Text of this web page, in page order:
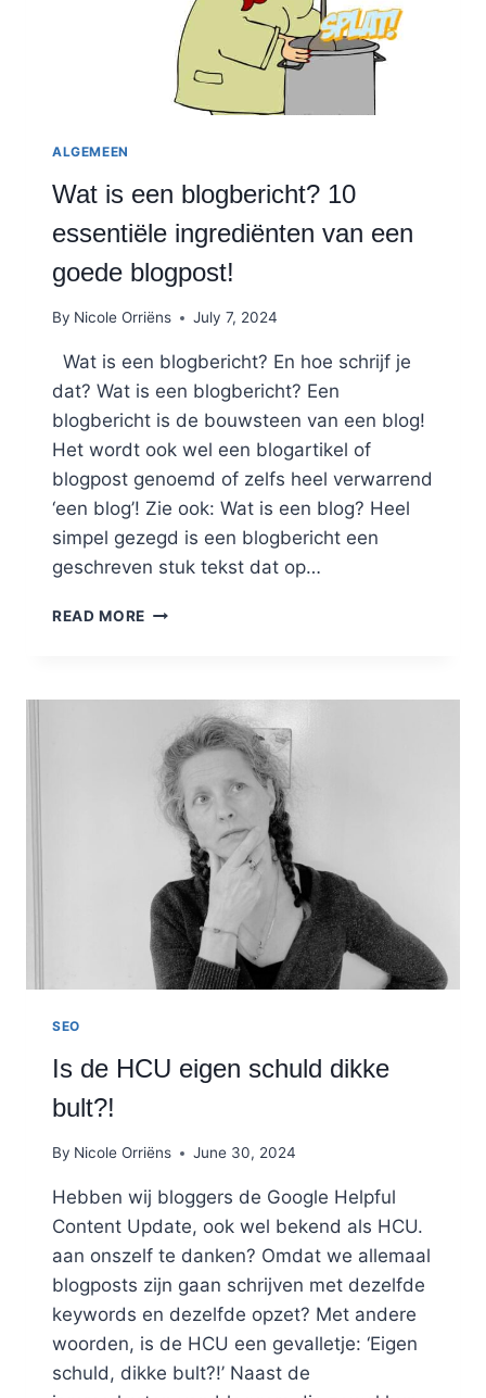
ZOMER
ALGEMEEN
Wat is een blogbericht? 10
essentiële ingrediënten van een
goede blogpost!
By Nicole Orriëns July 7, 2024
Wat is een blogbericht? En hoe schrijf je
dat? Wat is een blogbericht? Een
blogbericht is de bouwsteen van een blog!
Het wordt ook wel een blogartikel of
blogpost genoemd of zelfs heel verwarrend
‘een blog’! Zie ook: Wat is een blog? Heel
simpel gezegd is een blogbericht een
geschreven stuk tekst dat op…
READ MORE WAT
10
ESSENTIËLE
INGREDIËNTEN
VAN
EEN
GOEDE
BLOGPOST!
SEO
Is de HCU eigen schuld dikke
bult?!
By Nicole Orriëns June 30, 2024
Hebben wij bloggers de Google Helpful
Content Update, ook wel bekend als HCU.
aan onszelf te danken? Omdat we allemaal
blogposts zijn gaan schrijven met dezelfde
keywords en dezelfde opzet? Met andere
woorden, is de HCU een gevalletje: ‘Eigen
schuld, dikke bult?!’ Naast de